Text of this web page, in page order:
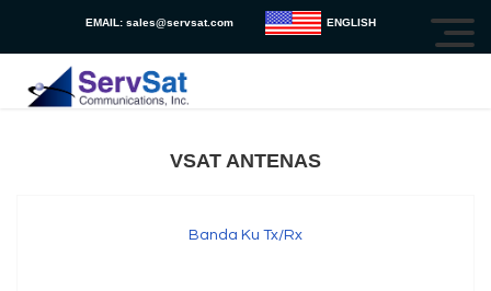
EMAIL: sales@servsat.com ENGLISH
VSAT ANTENAS
Banda Ku Tx/Rx